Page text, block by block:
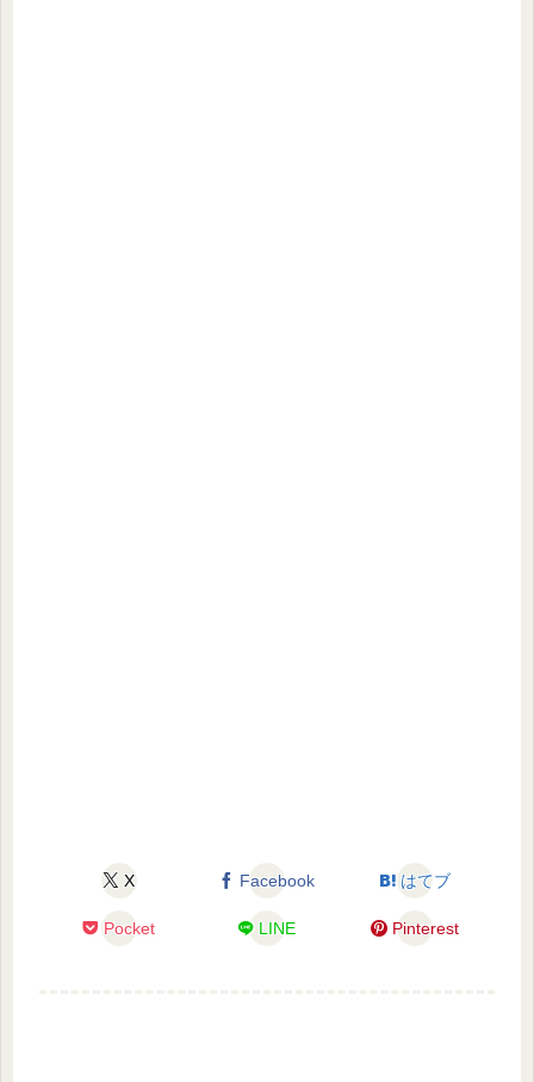
X Facebook はてブ
Pocket LINE Pinterest